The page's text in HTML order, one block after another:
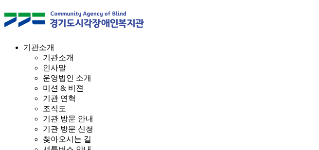
기관소개
기관소개
인사말
운영법인 소개
미션 & 비젼
기관 연혁
조직도
기관 방문 안내
기관 방문 신청
찾아오시는 길